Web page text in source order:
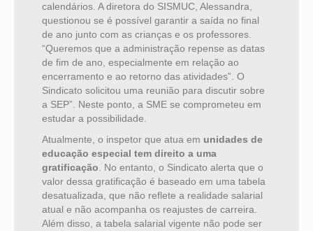
calendários. A diretora do SISMUC, Alessandra,
questionou se é possível garantir a saída no final
de ano junto com as crianças e os professores.
“Queremos que a administração repense as datas
de fim de ano, especialmente em relação ao
encerramento e ao retorno das atividades”. O
Sindicato solicitou uma reunião para discutir sobre
a SEP”. Neste ponto, a SME se comprometeu em
estudar a possibilidade.
Atualmente, o inspetor que atua em unidades de
educação especial tem direito a uma
gratificação . No entanto, o Sindicato alerta que o
valor dessa gratificação é baseado em uma tabela
desatualizada, que não reflete a realidade salarial
atual e não acompanha os reajustes de carreira.
Além disso, a tabela salarial vigente não pode ser